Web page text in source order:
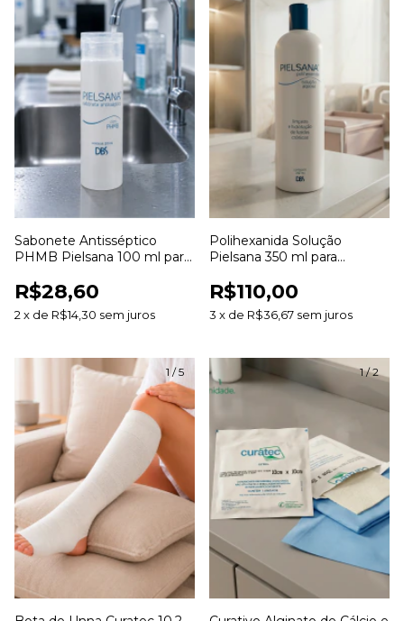
Sabonete Antisséptico
PHMB Pielsana 100 ml para
R$28,60
2 x de R$14,30 sem juros
Polihexanida Solução
Pielsana 350 ml para
R$110,00
3 x de R$36,67 sem juros
1/5 1/2